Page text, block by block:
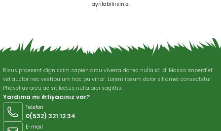
Gönder
ayrılabilirsiniz.
Risus praesent dignissim sapien arcu viverra donec nulla id id. Massa imperdiet
vel auctor nec vestibulum hac pulvinar. Lorem ipsum dolor sit amet consectetur
Phasellus arcu ac sit lectus nulla orci sagittis.
Yardıma mı ihtiyacınız var?
Telefon
0(532) 321 12 34
E-mail